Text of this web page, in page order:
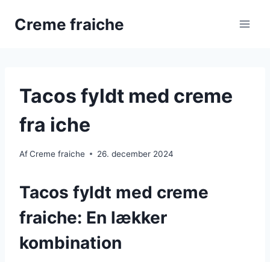
Creme fraiche
Tacos fyldt med creme
fra iche
AfCreme fraiche 26. december 2024
Tacos fyldt med creme
fraiche: En lækker
kombination